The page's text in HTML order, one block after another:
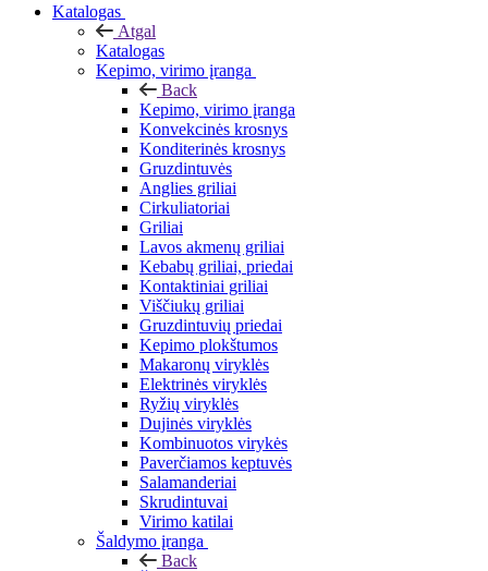
Katalogas
Atgal
Katalogas
Kepimo, virimo įranga
Back
Kepimo, virimo įranga
Konvekcinės krosnys
Konditerinės krosnys
Gruzdintuvės
Anglies griliai
Cirkuliatoriai
Griliai
Lavos akmenų griliai
Kebabų griliai, priedai
Kontaktiniai griliai
Viščiukų griliai
Gruzdintuvių priedai
Kepimo plokštumos
Makaronų viryklės
Elektrinės viryklės
Ryžių viryklės
Dujinės viryklės
Kombinuotos virykės
Paverčiamos keptuvės
Salamanderiai
Skrudintuvai
Virimo katilai
Šaldymo įranga
Back